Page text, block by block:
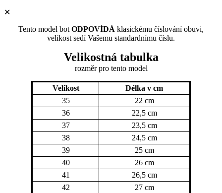
✕
Tento model bot ODPOVÍDÁ klasickému číslování obuvi,
velikost sedí Vašemu standardnímu číslu.
Velikostná tabulka
rozměrpro tento model
Velikost
Délka v cm
35
22 cm
36
22,5 cm
37
23,5 cm
38
24,5 cm
39
25 cm
40
26 cm
41
26,5 cm
42
27 cm